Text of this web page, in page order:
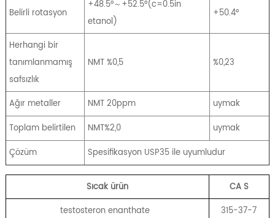
Belirli rotasyon
+48.5°～+52.5°(c=0.5in
etanol)
+50.4°
Herhangi bir
tanımlanmamış
safsızlık
NMT %0,5 %0,23
Ağır metaller NMT 20ppm
uymak
Toplam belirtilen
NMT%2,0
uymak
Çözüm
Spesifikasyon USP35 ile uyumludur
Sıcak ürün CAS
testosteron enanthate
315-37-7